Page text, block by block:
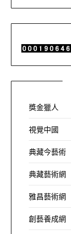
獎金獵人
視覺中國
典藏今藝術
典藏藝術網
雅昌藝術網
創藝養成網